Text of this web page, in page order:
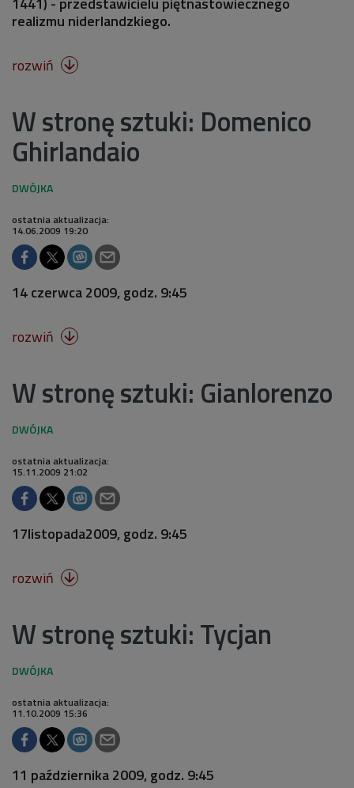
realizmu niderlandzkiego.
rozwiń 
W stronę sztuki: Domenico
Ghirlandaio
ostatnia aktualizacja:
14.06.2009 19:20
14 czerwca 2009, godz. 9:45
rozwiń 
W stronę sztuki: Gianlorenzo
ostatnia aktualizacja:
15.11.2009 21:02
17listopada2009, godz. 9:45
rozwiń 
W stronę sztuki: Tycjan
ostatnia aktualizacja:
11.10.2009 15:36
11 października 2009, godz. 9:45